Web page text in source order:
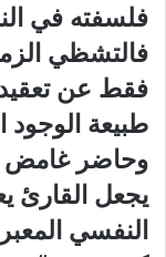
فلسفته في
فالتشظي
فقط عن تعقيد
طبيعة
وحاضر غامض
يجعل القارئ
النفسي